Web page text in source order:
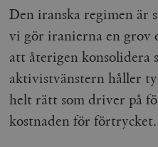
Den iranska regimen är
vi gör iranierna en grov
att återigen konsolidera
aktivistvänstern håller
helt rätt som driver på
kostnaden för